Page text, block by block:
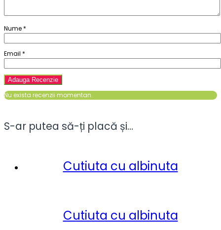
Nume *
Email *
Nu exista recenzii momentan.
S-ar putea să-ți placă și…
Cutiuta cu albinuta
Cutiuta cu albinuta